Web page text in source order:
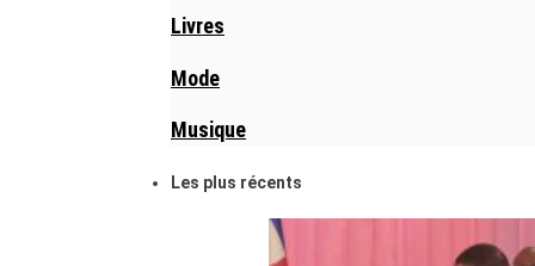
Livres
Mode
Musique
Les plus récents